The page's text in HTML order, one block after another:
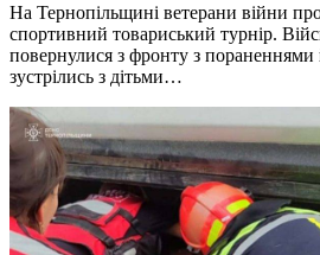
На Тернопільщині ветерани війни
спортивний товариський турнір.
повернулися з фронту з пораненнями
зустрілись з дітьми…